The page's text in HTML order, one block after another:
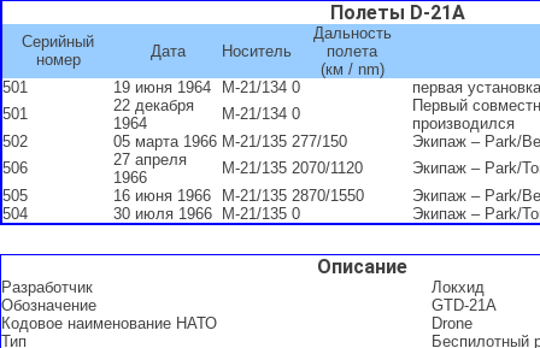
Полеты D-21A
Серийный
номер
Дата Носитель
Дальность
полета
(км / nm)
501
19 июня 1964 M-21/134 0
первая
501
22 декабря
1964
M-21/134 0
Первый
производился
502
05 марта 1966 M-21/135 277/150
Экипаж – Park/
506
27 апреля
1966
M-21/135 2070/1120
Экипаж – Park/
505
16 июня 1966 M-21/135 2870/1550
Экипаж – Park/
504
30 июля 1966 M-21/135 0 Экипаж – Park/
Описание
Разработчик
Локхид
Обозначение
GTD-21A
Кодовое наименование НАТО
Drone
Тип
Беспилотный